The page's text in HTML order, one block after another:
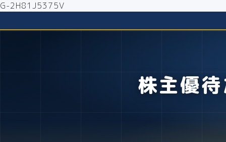
G-2H81J5375V
株主優